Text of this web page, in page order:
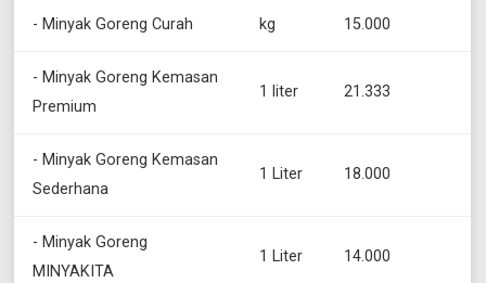
- Minyak Goreng Curah kg 15.000
- Minyak Goreng Kemasan
Premium
1 liter 21.333
- Minyak Goreng Kemasan
Sederhana
1 Liter 18.000
- Minyak Goreng
MINYAKITA
1 Liter 14.000